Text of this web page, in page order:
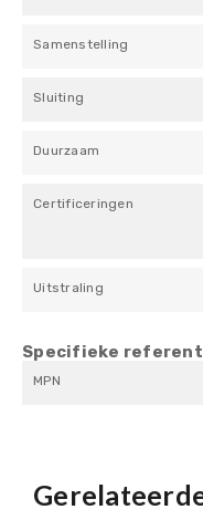
Samenstelling
Sluiting
Duurzaam
Certificeringen
Uitstraling
Specifieke
MPN